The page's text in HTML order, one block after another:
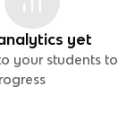
yet
your students to